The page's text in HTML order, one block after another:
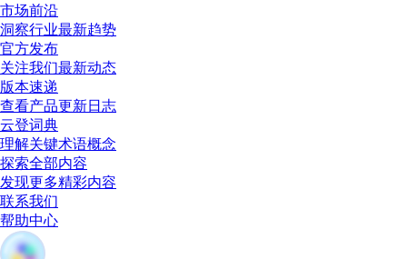
市场前沿
洞察行业最新趋势
官方发布
关注我们最新动态
版本速递
查看产品更新日志
云登词典
理解关键术语概念
探索全部内容
发现更多精彩内容
联系我们
帮助中心